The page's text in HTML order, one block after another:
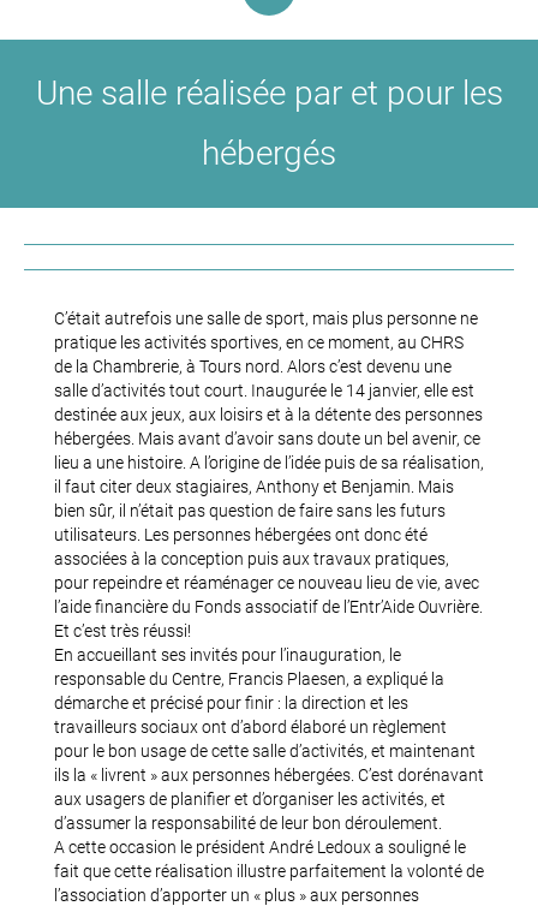
Une salle réalisée par et pour les
hébergés
C’était autrefois une salle de sport, mais plus personne ne
pratique les activités sportives, en ce moment, au CHRS
de la Chambrerie, à Tours nord. Alors c’est devenu une
salle d’activités tout court. Inaugurée le 14 janvier, elle est
destinée aux jeux, aux loisirs et à la détente des personnes
hébergées. Mais avant d’avoir sans doute un bel avenir, ce
lieu a une histoire. A l’origine de l’idée puis de sa réalisation,
il faut citer deux stagiaires, Anthony et Benjamin. Mais
bien sûr, il n’était pas question de faire sans les futurs
utilisateurs. Les personnes hébergées ont donc été
associées à la conception puis aux travaux pratiques,
pour repeindre et réaménager ce nouveau lieu de vie, avec
l’aide financière du Fonds associatif de l’Entr’Aide Ouvrière.
Et c’est très réussi!
En accueillant ses invités pour l’inauguration, le
responsable du Centre, Francis Plaesen, a expliqué la
démarche et précisé pour finir : la direction et les
travailleurs sociaux ont d’abord élaboré un règlement
pour le bon usage de cette salle d’activités, et maintenant
ils la « livrent » aux personnes hébergées. C’est dorénavant
aux usagers de planifier et d’organiser les activités, et
d’assumer la responsabilité de leur bon déroulement.
A cette occasion le président André Ledoux a souligné le
fait que cette réalisation illustre parfaitement la volonté de
l’association d’apporter un « plus » aux personnes